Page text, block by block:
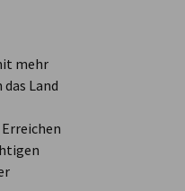
mehr
Land